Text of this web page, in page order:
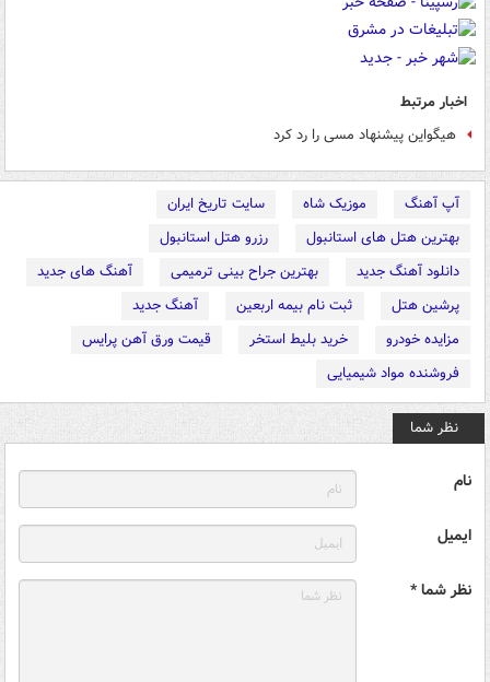
اخبار مرتبط
هیگواین پیشنهاد مسی را رد کرد
آپ آهنگ موزیک شاه
سایت تاریخ ایران
بهترین هتل های استانبول
رزرو هتل استانبول
دانلود آهنگ جدید
بهترین جراح بینی ترمیمی
آهنگ های جدید
پرشین هتل
ثبت نام بیمه اربعین
آهنگ جدید
مزایده خودرو
خرید بلیط استخر
قیمت ورق آهن پرایس
فروشنده مواد شیمیایی
نظر شما
نام
ایمیل
نظر شما *